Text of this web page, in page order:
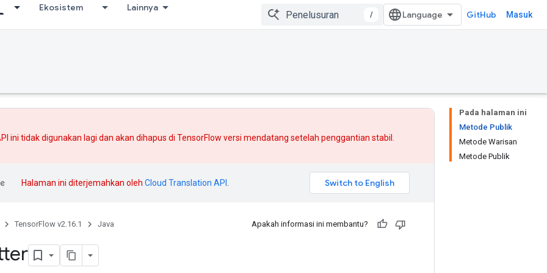
Ekosistem Lainnya
/ GitHub Masuk
Pada halaman ini
Metode Publik
Metode Warisan
Metode Publik
ini tidak digunakan lagi dan akan dihapus di TensorFlow versi mendatang setelah penggantian stabil.
Halaman ini diterjemahkan oleh Cloud Translation API
TensorFlow v2.16.1 Java Apakah informasi ini membantu?